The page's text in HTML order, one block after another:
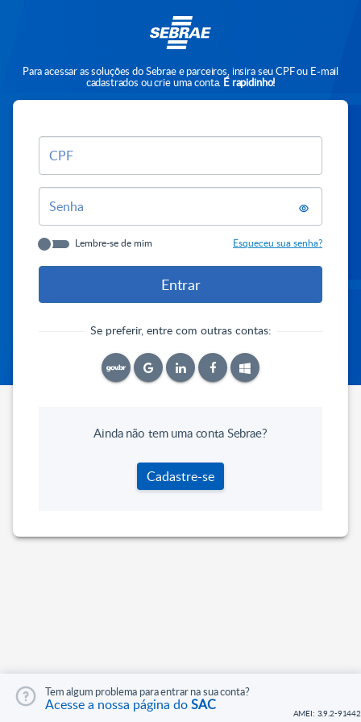
Para acessar as soluções do Sebrae e parceiros, insira seu CPF ou E-mail
cadastrados ou crie uma conta. É rapidinho!
CPF
Senha
Lembre-se de mim Esqueceu sua senha?
Se preferir, entre com outras contas:
Tem algum problema para entrar na sua conta?
Acesse a nossa página doSAC
Ainda não tem uma conta Sebrae?
Cadastre-se
AMEI: 3.9.2-91442